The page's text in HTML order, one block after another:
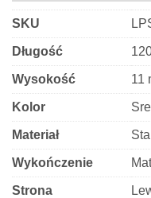
-
srebrna
matowa
SKU
Długość
Wysokość 11
Kolor
Materiał
Wykończenie
Strona